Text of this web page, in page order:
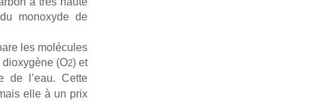
monoxyde de
les molécules
dioxygène (O2) et
de l’eau. Cette
elle à un prix